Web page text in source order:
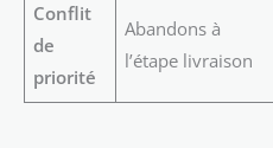
Conflit
de
priorité
Abandons à
l’étape livraison